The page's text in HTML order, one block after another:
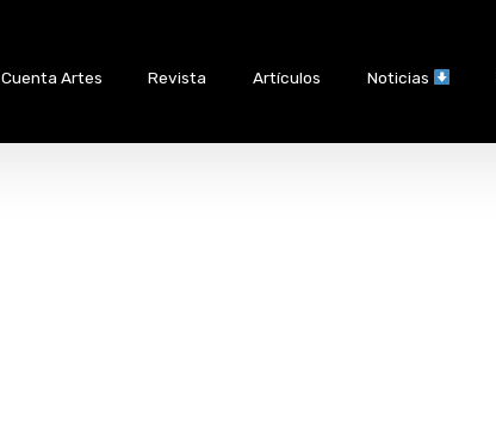
Cuenta Artes Revista Artículos Noticias